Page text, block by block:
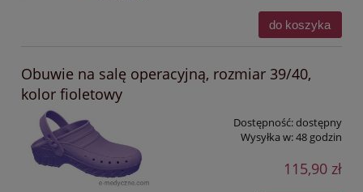
do koszyka
Obuwie na salę operacyjną, rozmiar 39/40,
kolor fioletowy
Dostępność:dostępny
Wysyłka w:48 godzin
115,90 zł